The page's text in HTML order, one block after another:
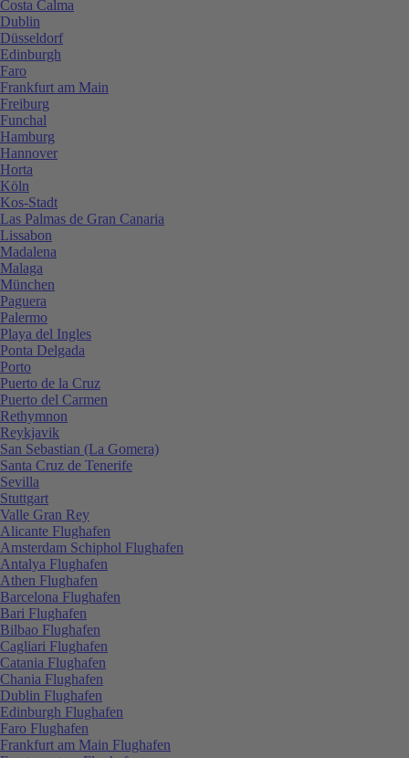
Costa Calma
Dublin
Düsseldorf
Edinburgh
Faro
Frankfurt am Main
Freiburg
Funchal
Hamburg
Hannover
Horta
Köln
Kos-Stadt
Las Palmas de Gran Canaria
Lissabon
Madalena
Malaga
München
Paguera
Palermo
Playa del Ingles
Ponta Delgada
Porto
Puerto de la Cruz
Puerto del Carmen
Rethymnon
Reykjavik
San Sebastian (La Gomera)
Santa Cruz de Tenerife
Sevilla
Stuttgart
Valle Gran Rey
Alicante Flughafen
Amsterdam Schiphol Flughafen
Antalya Flughafen
Athen Flughafen
Barcelona Flughafen
Bari Flughafen
Bilbao Flughafen
Cagliari Flughafen
Catania Flughafen
Chania Flughafen
Dublin Flughafen
Edinburgh Flughafen
Faro Flughafen
Frankfurt am Main Flughafen